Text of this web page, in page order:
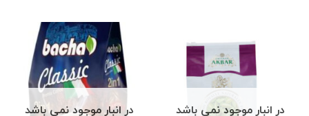
در انبار موجود نمی باشد در انبار موجود نمی باشد